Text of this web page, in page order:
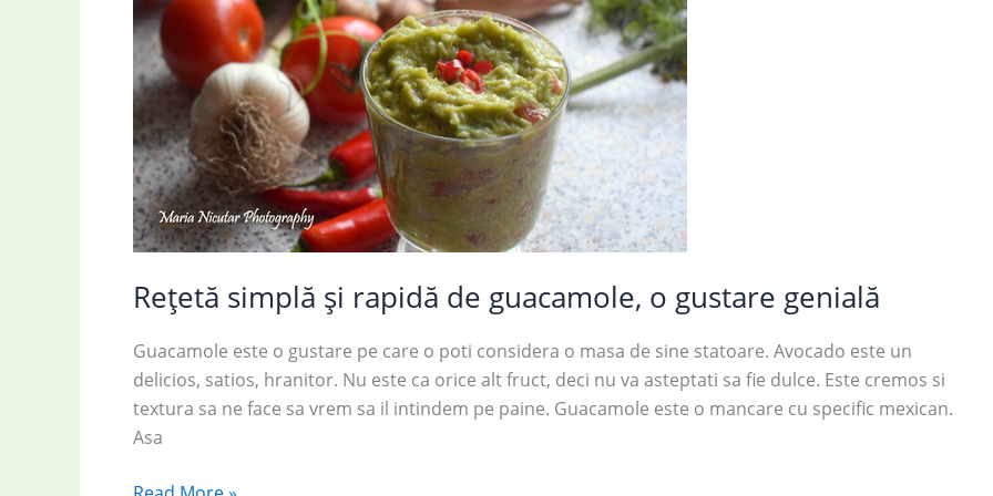
Rețetă simplă și rapidă de guacamole, o gustare genială
Guacamole este o gustare pe care o poti considera o masa de sine statoare. Avocado este un
delicios, satios, hranitor. Nu este ca orice alt fruct, deci nu va asteptati sa fie dulce. Este cremos si
textura sa ne face sa vrem sa il intindem pe paine. Guacamole este o mancare cu specific mexican.
Asa